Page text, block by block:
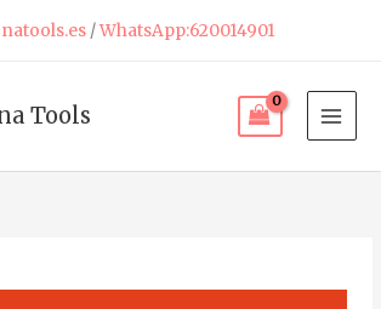
/WhatsApp:620014901
Tools